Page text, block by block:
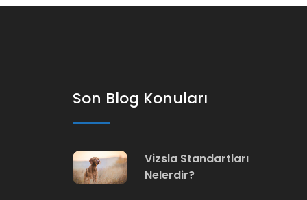
Son Blog Konuları
Vizsla Standartları
Nelerdir?